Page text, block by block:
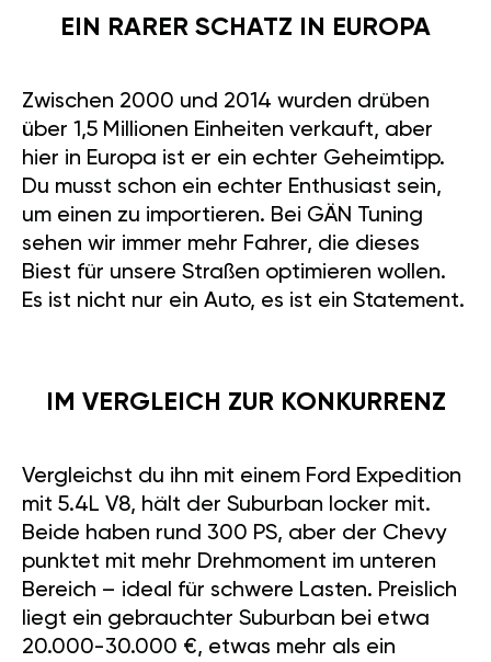
EIN RARER SCHATZ IN EUROPA
Zwischen 2000 und 2014 wurden drüben
über 1,5 Millionen Einheiten verkauft, aber
hier in Europa ist er ein echter Geheimtipp.
Du musst schon ein echter Enthusiast sein,
um einen zu importieren. Bei GÄN Tuning
sehen wir immer mehr Fahrer, die dieses
Biest für unsere Straßen optimieren wollen.
Es ist nicht nur ein Auto, es ist ein Statement.
IM VERGLEICH ZUR KONKURRENZ
Vergleichst du ihn mit einem Ford Expedition
mit 5.4L V8, hält der Suburban locker mit.
Beide haben rund 300 PS, aber der Chevy
punktet mit mehr Drehmoment im unteren
Bereich – ideal für schwere Lasten. Preislich
liegt ein gebrauchter Suburban bei etwa
20.000-30.000 €, etwas mehr als ein
Wir verwenden Cookies um Ihr Einkaufserlebnis zu
verbessern. Indem Sie auf der Seite weitersurfen stimmen
SieDER COOKIE-NUTZUNGzu.